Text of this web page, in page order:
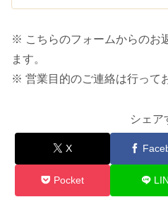
※ こちらのフォームからのお
ます。
※ 営業目的のご連絡は行って
シェア
X
Pocket